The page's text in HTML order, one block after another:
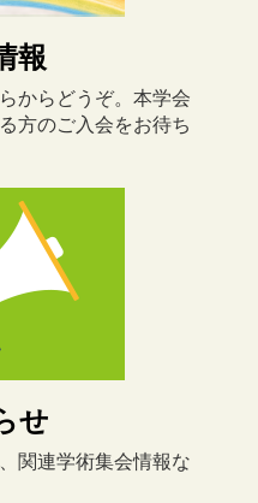
報
からどうぞ。本学会
方のご入会をお待ち
せ
関連学術集会情報な